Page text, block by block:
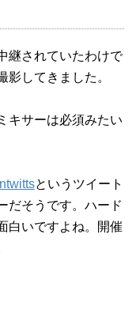
継されていたわけで
してきました。
キサーは必須みたい
というツイート
だそうです。ハード
白いですよね。開催